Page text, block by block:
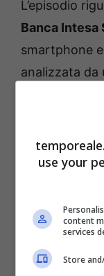
L’episodio
Banca Intesa
smartphone
analizzata da
Emerge
all’interno
l’appunto,
use your
content
services
Store